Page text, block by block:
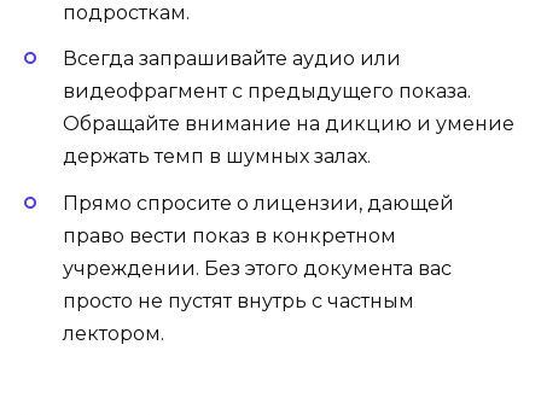
подросткам.
Всегда запрашивайте аудио или
видеофрагмент с предыдущего показа.
Обращайте внимание на дикцию и умение
держать темп в шумных залах.
Прямо спросите о лицензии, дающей
право вести показ в конкретном
учреждении. Без этого документа вас
просто не пустят внутрь с частным
лектором.